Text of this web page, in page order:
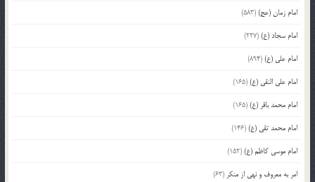
امام زمان (عج)(583)
امام سجاد (ع)(227)
امام علی (ع)(894)
امام علی النقی (ع)(165)
امام محمد باقر (ع)(165)
امام محمد تقی (ع)(146)
امام موسی کاظم (ع)(152)
امر به معروف و نهی از منکر (63)